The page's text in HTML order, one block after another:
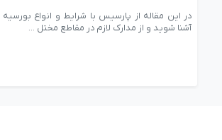
در این مقاله از پارسیس با شرایط و انواع
آشنا شوید و از مدارک لازم در مقاطع مختل ...